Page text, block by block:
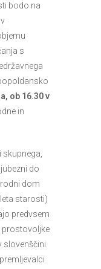
bodo na
s
ob 16.30 v
in
do
dom
starosti)
predvsem
prostovoljke
slovenščini